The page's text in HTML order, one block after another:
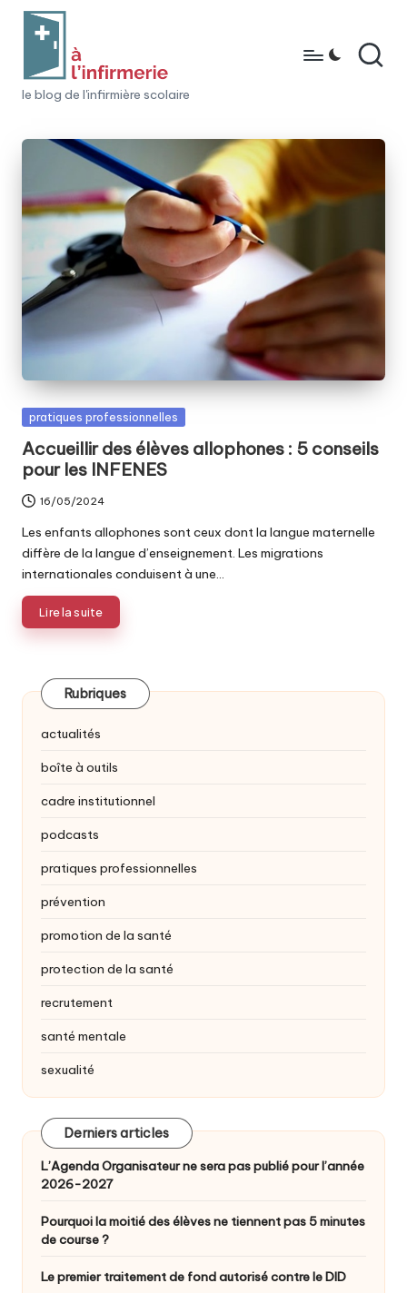
content
à
l'i
fi
r
m
e
ri
e
le blog de l'infirmière scolaire
Posted
pratiques professionnelles
Accueillir des élèves allophones : 5 conseils
pour les INFENES
16/05/2024
Les enfants allophones sont ceux dont la langue maternelle
diffère de la langue d’enseignement. Les migrations
internationales conduisent à une…
Lire la suite
Rubriques
actualités
boîte à outils
cadre institutionnel
podcasts
pratiques professionnelles
prévention
promotion de la santé
protection de la santé
recrutement
santé mentale
sexualité
Derniers articles
L’Agenda Organisateur ne sera pas publié pour l’année
2026-2027
Pourquoi la moitié des élèves ne tiennent pas 5 minutes
de course ?
Le premier traitement de fond autorisé contre le DID